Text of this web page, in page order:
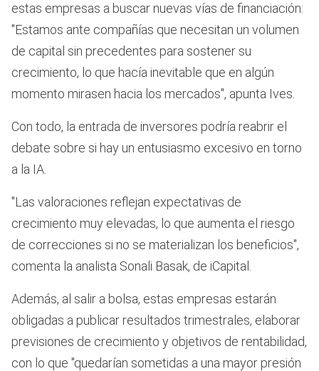
estas empresas a buscar nuevas vías de financiación:
"Estamos ante compañías que necesitan un volumen
de capital sin precedentes para sostener su
crecimiento, lo que hacía inevitable que en algún
momento mirasen hacia los mercados", apunta Ives.
Con todo, la entrada de inversores podría reabrir el
debate sobre si hay un entusiasmo excesivo en torno
a la IA.
"Las valoraciones reflejan expectativas de
crecimiento muy elevadas, lo que aumenta el riesgo
de correcciones si no se materializan los beneficios",
comenta la analista Sonali Basak, de iCapital.
Además, al salir a bolsa, estas empresas estarán
obligadas a publicar resultados trimestrales, elaborar
previsiones de crecimiento y objetivos de rentabilidad,
con lo que "quedarían sometidas a una mayor presión